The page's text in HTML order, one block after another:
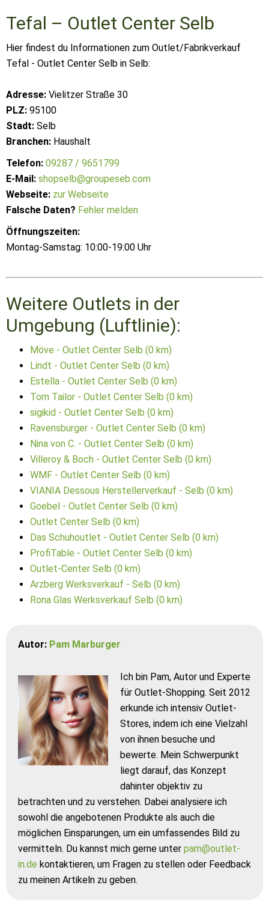
Tefal – Outlet Center Selb
Hier findest du Informationen zum Outlet/Fabrikverkauf
Tefal - Outlet Center Selb in Selb:
Adresse: Vielitzer Straße 30
PLZ: 95100
Stadt: Selb
Branchen: Haushalt
Telefon: 09287 / 9651799
E-Mail: shopselb@groupeseb.com
Webseite: zur Webseite
Falsche Daten? Fehler melden
Öffnungszeiten:
Montag-Samstag: 10:00-19:00 Uhr
Weitere Outlets in der
Umgebung (Luftlinie):
Möve - Outlet Center Selb (0 km)
Lindt - Outlet Center Selb (0 km)
Estella - Outlet Center Selb (0 km)
Tom Tailor - Outlet Center Selb (0 km)
sigikid - Outlet Center Selb (0 km)
Ravensburger - Outlet Center Selb (0 km)
Nina von C. - Outlet Center Selb (0 km)
Villeroy & Boch - Outlet Center Selb (0 km)
WMF - Outlet Center Selb (0 km)
VIANIA Dessous Herstellerverkauf - Selb (0 km)
Goebel - Outlet Center Selb (0 km)
Outlet Center Selb (0 km)
Das Schuhoutlet - Outlet Center Selb (0 km)
ProfiTable - Outlet Center Selb (0 km)
Outlet-Center Selb (0 km)
Arzberg Werksverkauf - Selb (0 km)
Rona Glas Werksverkauf Selb (0 km)
Autor: Pam Marburger
Ich bin Pam, Autor und Experte
für Outlet-Shopping. Seit 2012
erkunde ich intensiv Outlet-
Stores, indem ich eine Vielzahl
von ihnen besuche und
bewerte. Mein Schwerpunkt
liegt darauf, das Konzept
dahinter objektiv zu
betrachten und zu verstehen. Dabei analysiere ich
sowohl die angebotenen Produkte als auch die
möglichen Einsparungen, um ein umfassendes Bild zu
vermitteln. Du kannst mich gerne unter pam@outlet-
in.de kontaktieren, um Fragen zu stellen oder Feedback
zu meinen Artikeln zu geben.